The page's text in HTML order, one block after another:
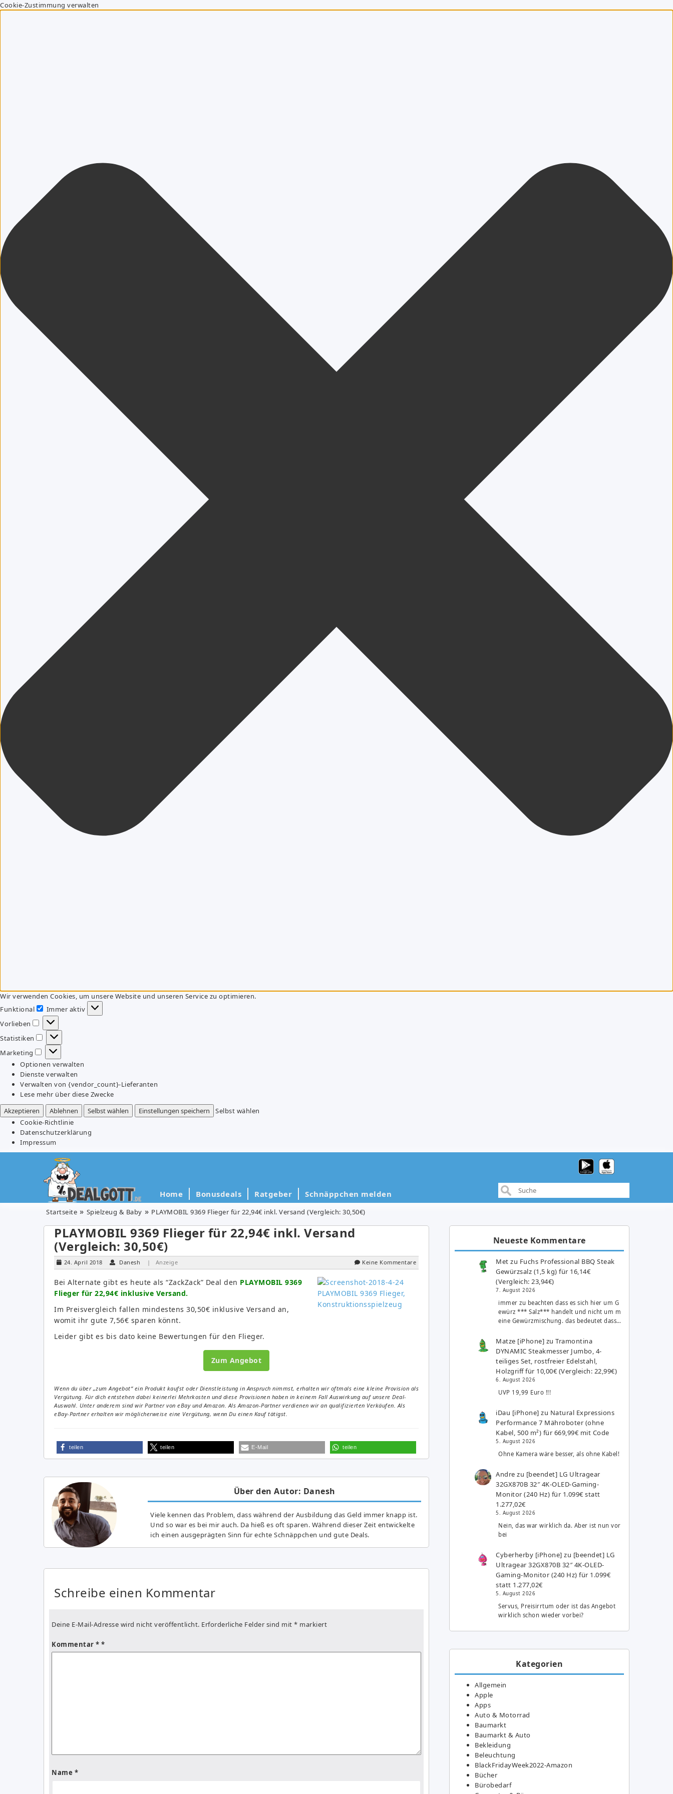
Cookie-Zustimmung verwalten
Wir verwenden Cookies, um unsere Website und unseren Service zu optimieren.
Funktional
Funktional
Immer aktiv
Vorlieben
Vorlieben
Statistiken
Statistiken
Marketing
Marketing
Optionen verwalten
Dienste verwalten
Verwalten von {vendor_count}-Lieferanten
Lese mehr über diese Zwecke
Akzeptieren
Ablehnen Selbst wählen Einstellungen speichern
Selbst wählen
Cookie-Richtlinie
Datenschutzerklärung
Impressum
Home Bonusdeals Ratgeber Schnäppchen melden
Startseite Spielzeug & Baby PLAYMOBIL 9369 Flieger für 22,94€ inkl. Versand (Vergleich: 30,50€)
PLAYMOBIL 9369 Flieger für 22,94€ inkl. Versand
(Vergleich: 30,50€)
24. April 2018 Danesh | Anzeige Keine Kommentare
Bei Alternate gibt es heute als “ZackZack” Deal den PLAYMOBIL 9369
Flieger für 22,94€ inklusive Versand.
Im Preisvergleich fallen mindestens 30,50€ inklusive Versand an,
womit ihr gute 7,56€ sparen könnt.
Leider gibt es bis dato keine Bewertungen für den Flieger.
Zum Angebot
Wenn du über „zum Angebot“ ein Produkt kaufst oder Dienstleistung in Anspruch nimmst, erhalten wir oftmals eine kleine Provision als
Vergütung. Für dich entstehen dabei keinerlei Mehrkosten und diese Provisionen haben in keinem Fall Auswirkung auf unsere Deal-
Auswahl. Unter anderem sind wir Partner von eBay und Amazon. Als Amazon-Partner verdienen wir an qualifizierten Verkäufen. Als
eBay-Partner erhalten wir möglicherweise eine Vergütung, wenn Du einen Kauf tätigst.
teilen teilen E-Mail teilen
Über den Autor: Danesh
Viele kennen das Problem, dass während der Ausbildung das Geld immer knapp ist.
Und so war es bei mir auch. Da hieß es oft sparen. Während dieser Zeit entwickelte
ich einen ausgeprägten Sinn für echte Schnäppchen und gute Deals.
Schreibe einen Kommentar
Deine E-Mail-Adresse wird nicht veröffentlicht. Erforderliche Felder sind mit * markiert
Kommentar *
Name *
Neueste Kommentare
Met zu Fuchs Professional BBQ Steak
Gewürzsalz (1,5 kg) für 16,14€
(Vergleich: 23,94€)
7. August 2026
immer zu beachten dass es sich hier um G
ewürz *** Salz*** handelt und nicht um m
eine Gewürzmischung. das bedeutet dass…
Matze [iPhone] zuTramontina
DYNAMIC Steakmesser Jumbo, 4-
teiliges Set, rostfreier Edelstahl,
Holzgriff für 10,00€ (Vergleich: 22,99€)
6. August 2026
UVP 19,99 Euro !!!
iDau [iPhone] zu Natural Expressions
Performance 7 Mähroboter (ohne
Kabel, 500 m²) für 669,99€ mit Code
5. August 2026
Ohne Kamera wäre besser, als ohne Kabel!
Andre zu [beendet] LG Ultragear
32GX870B 32″ 4K-OLED-Gaming-
Monitor (240 Hz) für 1.099€ statt
1.277,02€
5. August 2026
Nein, das war wirklich da. Aber ist nun vor
bei
Cyberherby [iPhone] zu [beendet] LG
Ultragear 32GX870B 32″ 4K-OLED-
Gaming-Monitor (240 Hz) für 1.099€
statt 1.277,02€
5. August 2026
Servus, Preisirrtum oder ist das Angebot
wirklich schon wieder vorbei?
Kategorien
Allgemein
Apple
Apps
Auto & Motorrad
Baumarkt
Baumarkt & Auto
Bekleidung
Beleuchtung
BlackFridayWeek2022-Amazon
Bücher
Bürobedarf